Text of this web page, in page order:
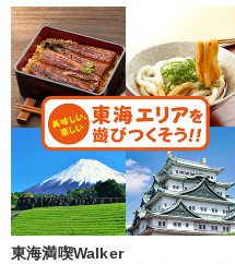
東海満喫Walker